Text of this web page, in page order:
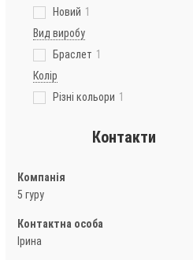
Новий 1
Вид виробу
Браслет 1
Колір
Різні кольори 1
Контакти
5 гуру
Ірина